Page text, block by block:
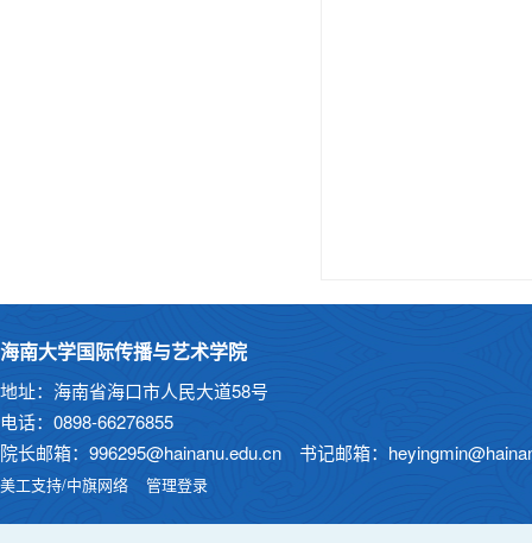
海南大学国际传播与艺术学院
地址：海南省海口市人民大道58号
电话：0898-66276855
院长邮箱：996295@hainanu.edu.cn 书记邮箱：
美工支持/中旗网络 管理登录